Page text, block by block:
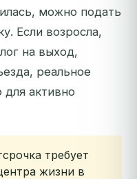
можно подать
Если возросла,
на выход,
реальное
активно
требует
жизни в